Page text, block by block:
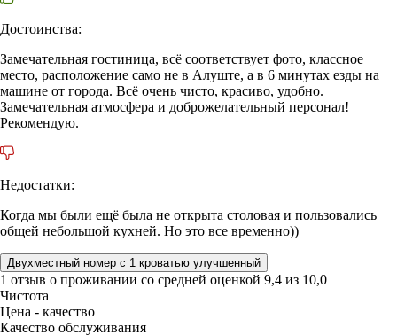
Достоинства:
Замечательная гостиница, всё соответствует фото, классное
место, расположение само не в Алуште, а в 6 минутах езды на
машине от города. Всё очень чисто, красиво, удобно.
Замечательная атмосфера и доброжелательный персонал!
Рекомендую.
Недостатки:
Когда мы были ещё была не открыта столовая и пользовались
общей небольшой кухней. Но это все временно))
Двухместный номер с 1 кроватью улучшенный
1 отзыв о проживании со средней оценкой 9,4 из 10,0
Чистота
Цена - качество
Качество обслуживания